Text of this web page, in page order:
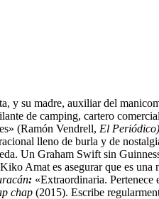
y su madre, auxiliar del
de camping, cartero
(Ramón Vendrell, El
lleno de burla y de
Un Graham Swift sin
Amat es asegurar que es
: «Extraordinaria. Pertenece
chap (2015). Escribe